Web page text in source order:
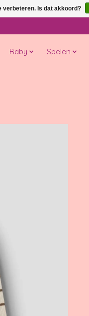
Baby Spelen
verbeteren. Is dat akkoord?